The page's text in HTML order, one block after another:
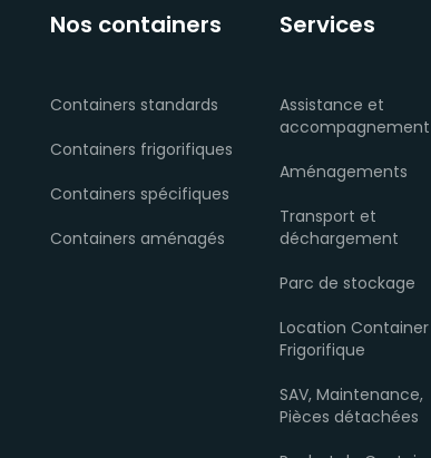
Nos containers
Containers standards
Containers frigorifiques
Containers spécifiques
Containers aménagés
Services
Assistance et
accompagnement
Aménagements
Transport et
déchargement
Parc de stockage
Location Container
Frigorifique
SAV, Maintenance,
Pièces détachées